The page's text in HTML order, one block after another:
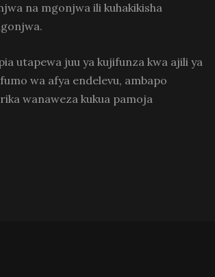
na mgonjwa ili kuhakikisha
utapewa juu ya kujifunza kwa ajili ya
wa afya endelevu, ambapo
wanaweza kukua pamoja